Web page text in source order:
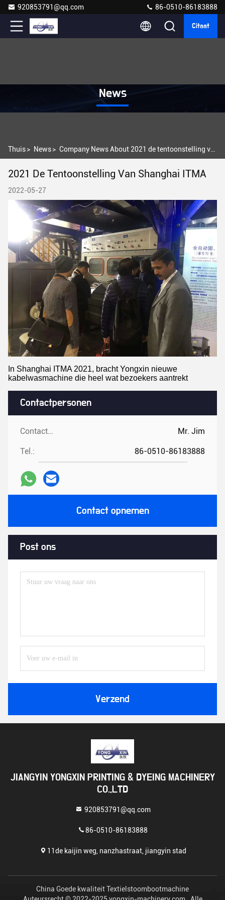
920853791@qq.com 86-0510-86183888
Citaat
News
Thuis> News>
Contactpersonen
Contactpersonen: Mr. Jim
Tel.: 86-0510-86183888
Contact opnemen
Post ons
Verzend
2021 De Tentoonstelling Van Shanghai ITMA
2022-05-27
In Shanghai ITMA 2021, bracht Yongxin nieuwe
kabelwasmachine die heel wat bezoekers aantrekt
JIANGYIN YONGXIN PRINTING & DYEING MACHINERY
CO.,LTD
920853791@qq.com
86-0510-86183888
11de kaijin weg, nanzhastraat, jiangyin stad
China Goede kwaliteit Textielstoombootmachine